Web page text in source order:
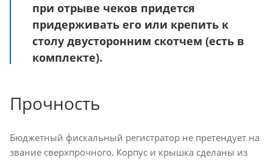
при отрыве чеков придется
придерживать его или крепить к
столу двусторонним скотчем (есть в
комплекте).
Прочность
Бюджетный фискальный регистратор не претендует на
звание сверхпрочного. Корпус и крышка сделаны из